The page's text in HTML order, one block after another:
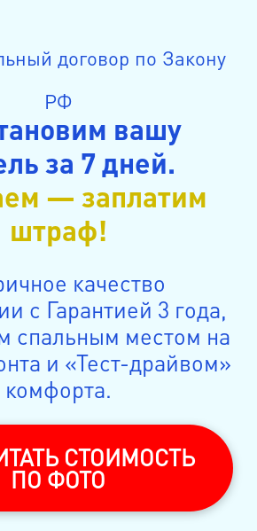
договор по Закону
РФ
вашу
за 7 дней.
— заплатим
штраф!
качество
с Гарантией 3 года,
спальным местом на
и «Тест-драйвом»
комфорта.
СТОИМОСТЬ
ПО ФОТО